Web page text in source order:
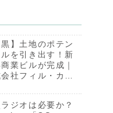
黒】土地のポテン
を引き出す！新
商業ビルが完成｜
社フィル・カン
ジオは必要か？